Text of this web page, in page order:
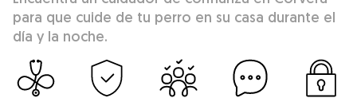
para que cuide de tu perro en su casa durante el
día y la noche.